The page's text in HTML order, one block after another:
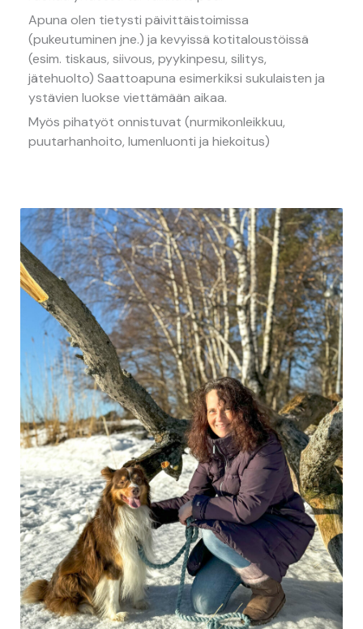
Apuna olen tietysti päivittäistoimissa
(pukeutuminen jne.) ja kevyissä kotitaloustöissä
(esim. tiskaus, siivous, pyykinpesu, silitys,
jätehuolto) Saattoapuna esimerkiksi sukulaisten ja
ystävien luokse viettämään aikaa.
Myös pihatyöt onnistuvat (nurmikonleikkuu,
puutarhanhoito, lumenluonti ja hiekoitus)